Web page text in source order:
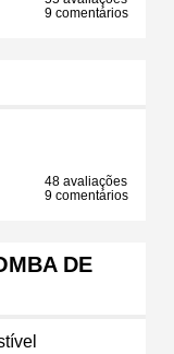
9 comentários
48 avaliações
9 comentários
DE